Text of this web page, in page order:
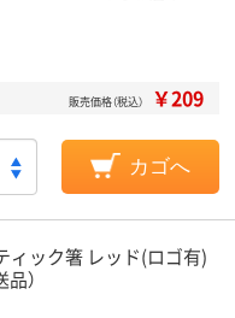
販売価格（税込） ￥209
カゴへ
ィック箸 レッド(ロゴ有)
）